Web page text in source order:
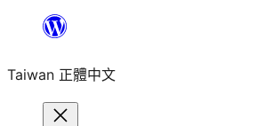
主
Taiwan 正體中文